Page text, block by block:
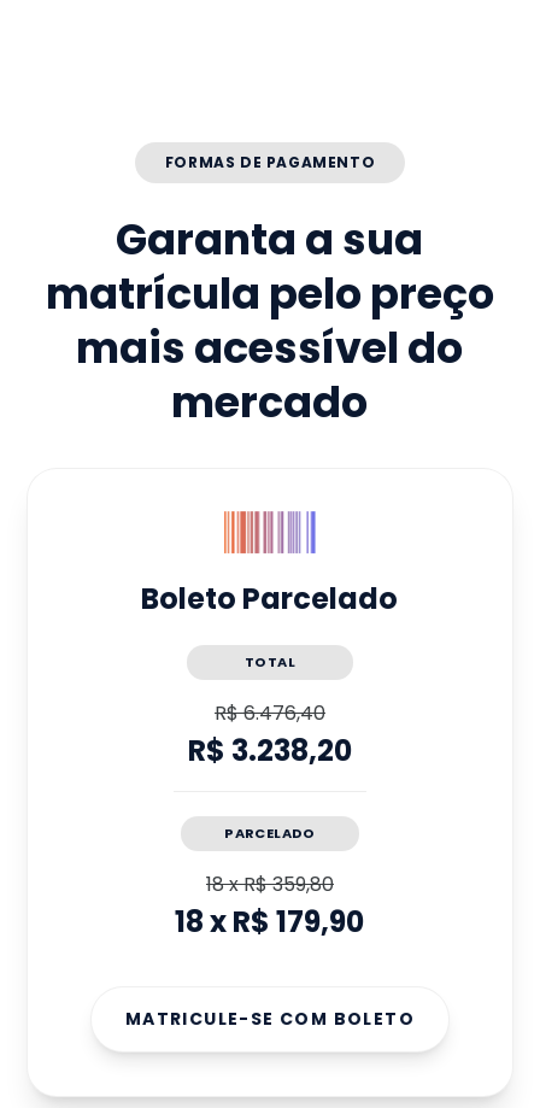
FORMAS DE PAGAMENTO
Garanta a sua
matrícula pelo preço
mais acessível do
mercado
Boleto Parcelado
TOTAL
R$ 6.476,40
R$ 3.238,20
PARCELADO
18xR$ 359,80
18xR$ 179,90
MATRICULE-SE COM BOLETO